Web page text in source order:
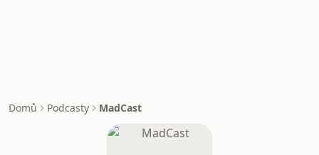
Domů Podcasty MadCast